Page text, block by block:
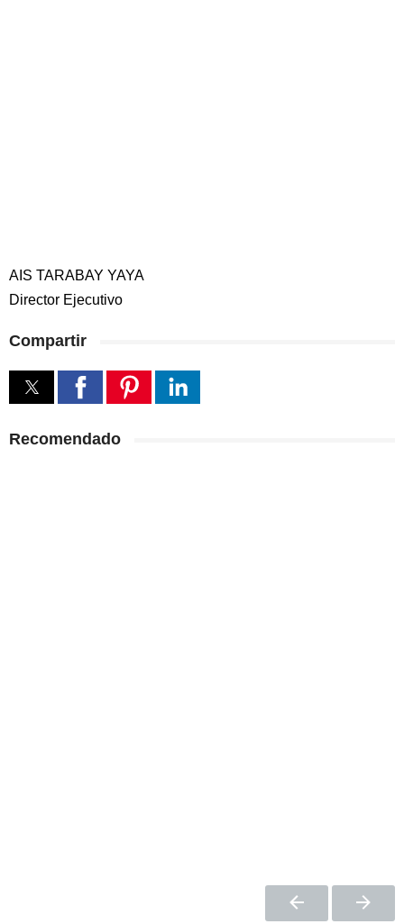
AIS TARABAY YAYA
Director Ejecutivo
Compartir
Recomendado